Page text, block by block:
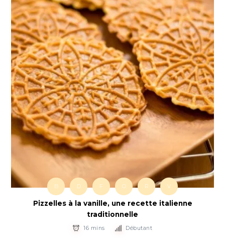
B D F O R V
Pizzelles à la vanille, une recette italienne
traditionnelle
16 mins Débutant